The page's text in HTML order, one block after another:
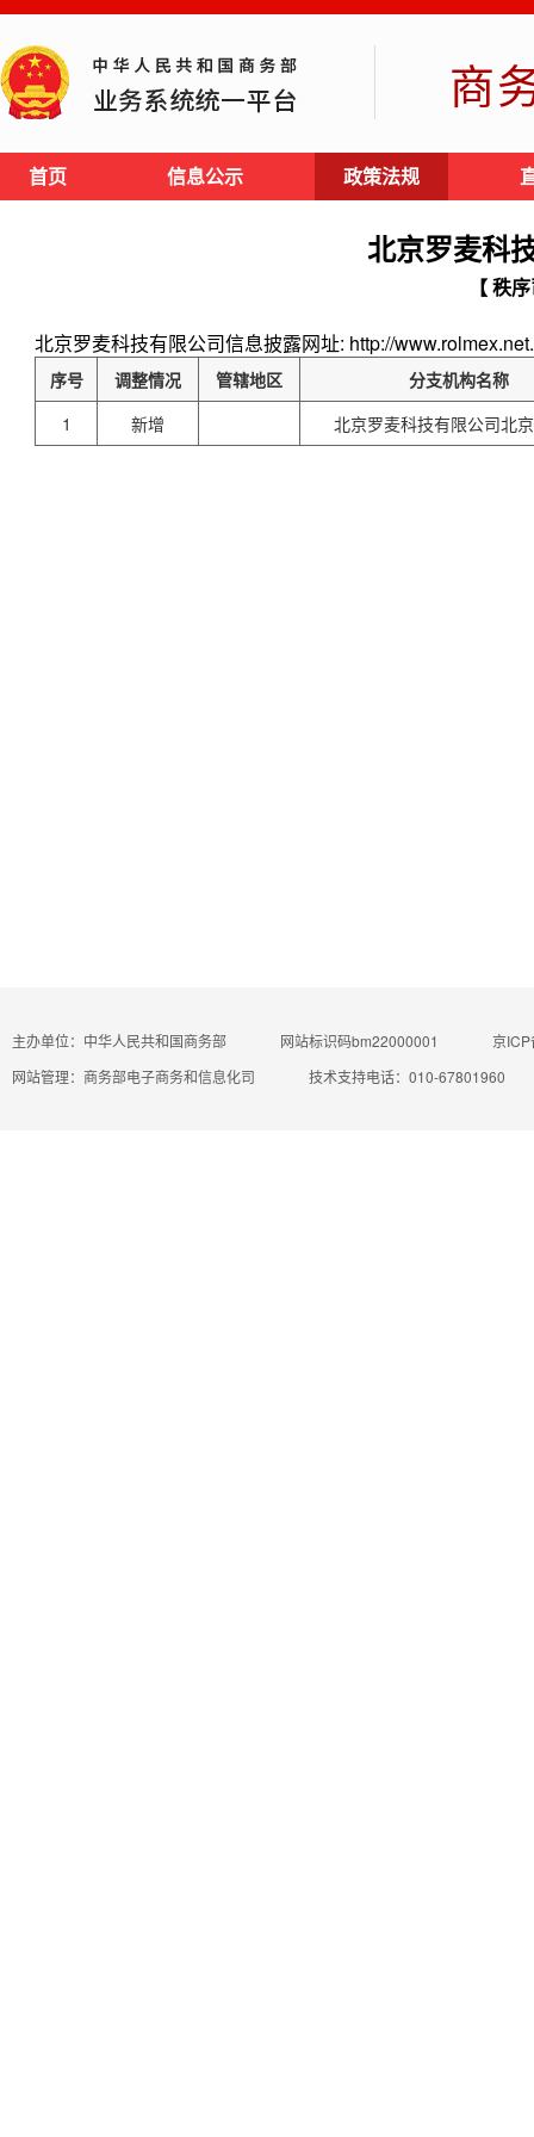
商
首页 信息公示 政策法规
北京罗麦科
【 秩
北京罗麦科技有限公司信息披露网址: http://
序号 调整情况 管辖地区
分支机构名称
1
新增 北京罗麦科技有限公司北
主办单位：中华人民共和国商务部 网站标识码bm22000001
京
网站管理：商务部电子商务和信息化司
技术支持电话：010-67801960